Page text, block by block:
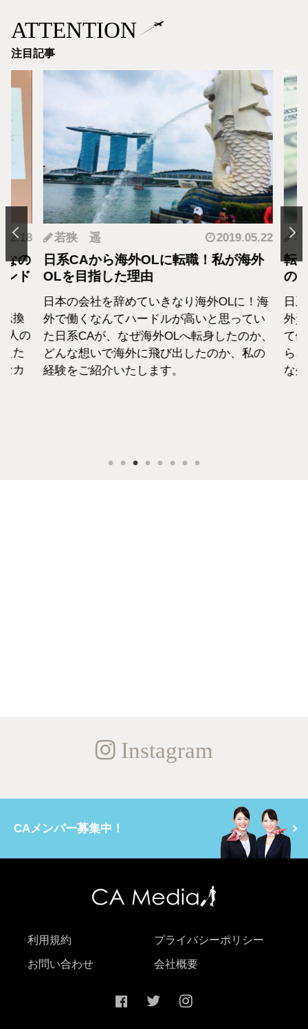
ATTENTION
注目記事
の
ド
換
人の
た
カ
若狭 遥 2019.05.22
日系CAから海外OLに転職！私が海外
OLを目指した理由
日本の会社を辞めていきなり海外OLに！海
外で働くなんてハードルが高いと思ってい
た日系CAが、なぜ海外OLへ転身したのか、
どんな想いで海外に飛び出したのか、私の
経験をご紹介いたします。
羽
転
の
日
外
て
ら
な
Instagram
CAメンバー募集中！
利用規約 プライバシーポリシー
お問い合わせ 会社概要